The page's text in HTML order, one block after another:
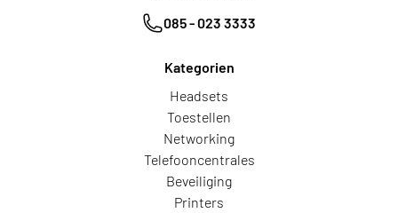
085 - 023 3333
Kategorien
Headsets
Toestellen
Networking
Telefooncentrales
Beveiliging
Printers